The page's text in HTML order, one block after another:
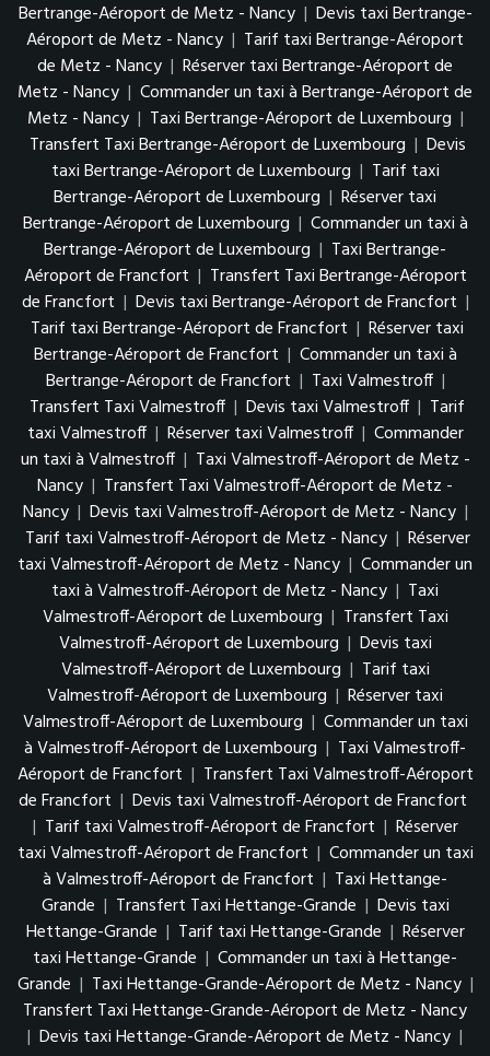
Bertrange-Aéroport de Metz - Nancy | Devis taxi Bertrange-
Aéroport de Metz - Nancy | Tarif taxi Bertrange-Aéroport
de Metz - Nancy | Réserver taxi Bertrange-Aéroport de
Metz - Nancy | Commander un taxi à Bertrange-Aéroport de
Metz - Nancy | Taxi Bertrange-Aéroport de Luxembourg |
Transfert Taxi Bertrange-Aéroport de Luxembourg | Devis
taxi Bertrange-Aéroport de Luxembourg | Tarif taxi
Bertrange-Aéroport de Luxembourg | Réserver taxi
Bertrange-Aéroport de Luxembourg | Commander un taxi à
Bertrange-Aéroport de Luxembourg | Taxi Bertrange-
Aéroport de Francfort | Transfert Taxi Bertrange-Aéroport
de Francfort | Devis taxi Bertrange-Aéroport de Francfort |
Tarif taxi Bertrange-Aéroport de Francfort | Réserver taxi
Bertrange-Aéroport de Francfort | Commander un taxi à
Bertrange-Aéroport de Francfort | Taxi Valmestroff |
Transfert Taxi Valmestroff | Devis taxi Valmestroff | Tarif
taxi Valmestroff | Réserver taxi Valmestroff | Commander
un taxi à Valmestroff | Taxi Valmestroff-Aéroport de Metz -
Nancy | Transfert Taxi Valmestroff-Aéroport de Metz -
Nancy | Devis taxi Valmestroff-Aéroport de Metz - Nancy |
Tarif taxi Valmestroff-Aéroport de Metz - Nancy | Réserver
taxi Valmestroff-Aéroport de Metz - Nancy | Commander un
taxi à Valmestroff-Aéroport de Metz - Nancy | Taxi
Valmestroff-Aéroport de Luxembourg | Transfert Taxi
Valmestroff-Aéroport de Luxembourg | Devis taxi
Valmestroff-Aéroport de Luxembourg | Tarif taxi
Valmestroff-Aéroport de Luxembourg | Réserver taxi
Valmestroff-Aéroport de Luxembourg | Commander un taxi
à Valmestroff-Aéroport de Luxembourg | Taxi Valmestroff-
Aéroport de Francfort | Transfert Taxi Valmestroff-Aéroport
de Francfort | Devis taxi Valmestroff-Aéroport de Francfort
| Tarif taxi Valmestroff-Aéroport de Francfort | Réserver
taxi Valmestroff-Aéroport de Francfort | Commander un taxi
à Valmestroff-Aéroport de Francfort | Taxi Hettange-
Grande | Transfert Taxi Hettange-Grande | Devis taxi
Hettange-Grande | Tarif taxi Hettange-Grande | Réserver
taxi Hettange-Grande | Commander un taxi à Hettange-
Grande | Taxi Hettange-Grande-Aéroport de Metz - Nancy |
Transfert Taxi Hettange-Grande-Aéroport de Metz - Nancy
| Devis taxi Hettange-Grande-Aéroport de Metz - Nancy |